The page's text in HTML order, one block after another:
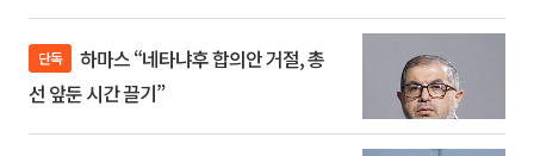
단독
선 앞둔 시간 끌기”